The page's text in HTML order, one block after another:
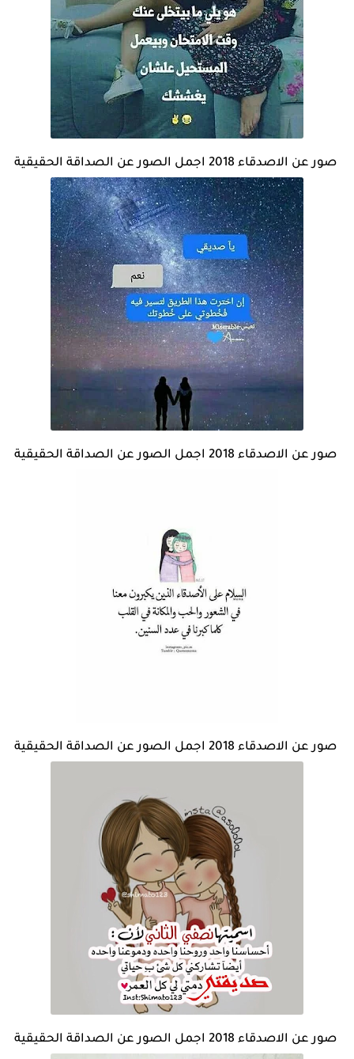
صور عن الاصدقاء 2018 اجمل الصور عن الصداقة الحقيقية
صور عن الاصدقاء 2018 اجمل الصور عن الصداقة الحقيقية
صور عن الاصدقاء 2018 اجمل الصور عن الصداقة الحقيقية
صور عن الاصدقاء 2018 اجمل الصور عن الصداقة الحقيقية